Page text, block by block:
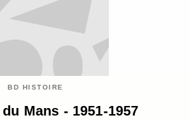
BD HISTOIRE
Mans - 1951-1957